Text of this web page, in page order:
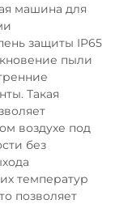
машина для
защиты IP65
пыли
Такая
воздухе под
без
температур
позволяет